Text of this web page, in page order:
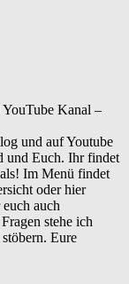
und auf Youtube
und Euch. Ihr findet
Im Menü findet
oder hier
auch
stehe ich
Eure